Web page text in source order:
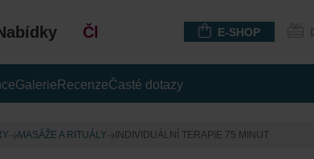
Členství E-SHOP
Galerie RecenzeČasté dotazy
MASÁŽE A RITUÁLY INDIVIDUÁLNÍ TERAPIE 75 MINUT